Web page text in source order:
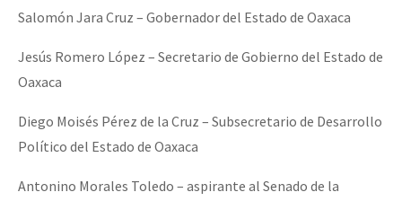
Salomón Jara Cruz – Gobernador del Estado de Oaxaca
Jesús Romero López – Secretario de Gobierno del Estado de
Oaxaca
Diego Moisés Pérez de la Cruz – Subsecretario de Desarrollo
Político del Estado de Oaxaca
Antonino Morales Toledo – aspirante al Senado de la